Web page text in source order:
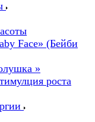
Face» (Бейби
»
роста